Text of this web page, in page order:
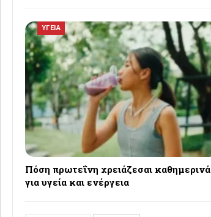
ΥΓΕΙΑ
Πόση πρωτεΐνη χρειάζεσαι καθημερινά
για υγεία και ενέργεια